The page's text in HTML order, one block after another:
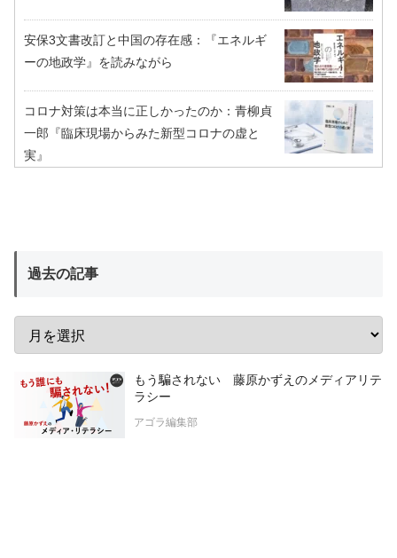
安保3文書改訂と中国の存在感：『エネルギ
ーの地政学』を読みながら
コロナ対策は本当に正しかったのか：青柳貞
一郎『臨床現場からみた新型コロナの虚と
実』
過去の記事
もう騙されない 藤原かずえのメディアリテ
ラシー
アゴラ編集部